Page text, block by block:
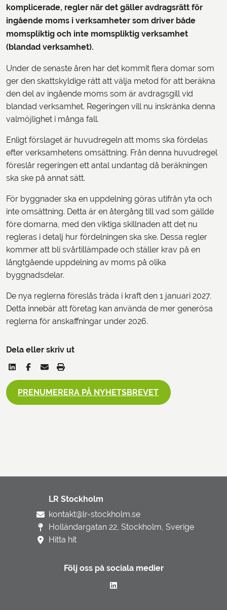
komplicerade, regler när det gäller avdragsrätt för
ingående moms i verksamheter som driver både
momspliktig och inte momspliktig verksamhet
(blandad verksamhet).
Under de senaste åren har det kommit flera domar som
ger den skattskyldige rätt att välja metod för att beräkna
den del av ingående moms som är avdragsgill vid
blandad verksamhet. Regeringen vill nu inskränka denna
valmöjlighet i många fall.
Enligt förslaget är huvudregeln att moms ska fördelas
efter verksamhetens omsättning. Från denna huvudregel
föreslår regeringen ett antal undantag då beräkningen
ska ske på annat sätt.
För byggnader ska en uppdelning göras utifrån yta och
inte omsättning. Detta är en återgång till vad som gällde
före domarna, med den viktiga skillnaden att det nu
regleras i detalj hur fördelningen ska ske. Dessa regler
kommer att bli svårtillämpade och ställer krav på en
långtgående uppdelning av moms på olika
byggnadsdelar.
De nya reglerna föreslås träda i kraft den 1 januari 2027.
Detta innebär att företag kan använda de mer generösa
reglerna för anskaffningar under 2026.
Dela eller skriv ut
PRENUMERERA PÅ NYHETSBREVET
LR Stockholm
kontakt@lr-stockholm.se
Holländargatan 22, Stockholm, Sverige
Hitta hit
Följ oss på sociala medier